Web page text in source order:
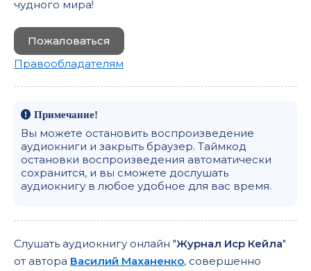
чудного мира!
Пожаловаться
Правообладателям
Примечание!
Вы можете остановить воспроизведение
аудиокниги и закрыть браузер. Таймкод
остановки воспроизведения автоматически
сохранится, и вы сможете дослушать
аудиокнигу в любое удобное для вас время.
Слушать аудиокнигу онлайн "Журнал Иср Кейла"
от автора Василий Маханенко, совершенно